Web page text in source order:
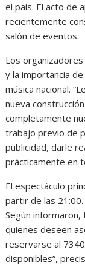
el país. El acto de
recientemente
salón de eventos.
Los
y la importancia
música nacional.
nueva
completamente
trabajo previo de
publicidad, darle
prácticamente en
El espectáculo
partir de las 21:00.
Según
quienes deseen
reservarse al
disponibles”,